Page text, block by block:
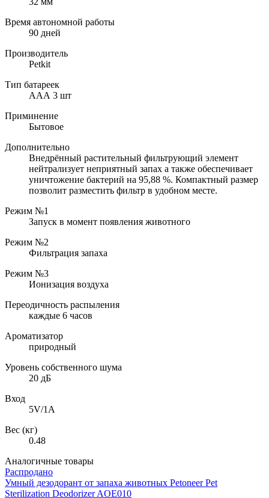
Время автономной работы
90 дней
Производитель
Petkit
Тип батареек
AAА 3 шт
Приминение
Бытовое
Дополнительно
Внедрённый растительный фильтрующий элемент
нейтрализует неприятный запах а также обеспечивает
уничтожение бактерий на 95,88 %. Компактный размер
позволит разместить фильтр в удобном месте.
Режим №1
Запуск в момент появления животного
Режим №2
Фильтрация запаха
Режим №3
Ионизация воздуха
Переодичность распыления
каждые 6 часов
Ароматизатор
природный
Уровень собственного шума
20 дБ
Вход
5V/1А
Вес (кг)
0.48
Аналогичные товары
Распродано
Умный дезодорант от запаха животных Petoneer Pet
Sterilization Deodorizer AOE010